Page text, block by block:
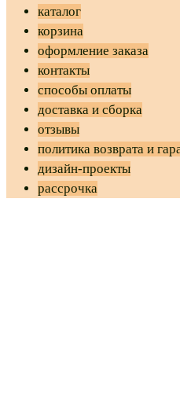
каталог
корзина
оформление заказа
контакты
способы оплаты
доставка и сборка
отзывы
политика возврата и
дизайн-проекты
рассрочка